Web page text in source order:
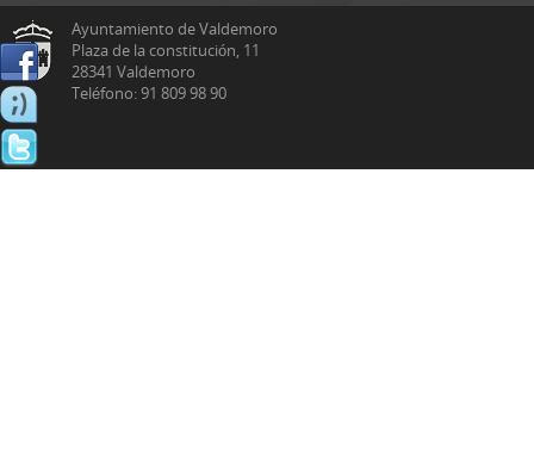
Ayuntamiento de Valdemoro
Plaza de la constitución, 11
28341 Valdemoro
Teléfono: 91 809 98 90